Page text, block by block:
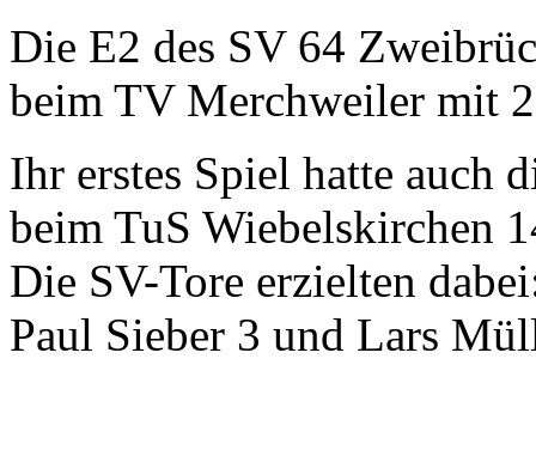
Die E2 des SV 64
beim TV Merchweiler mit
Ihr erstes Spiel hatte auch
beim TuS Wiebelskirchen
Die SV-Tore erzielten
Paul Sieber 3 und Lars